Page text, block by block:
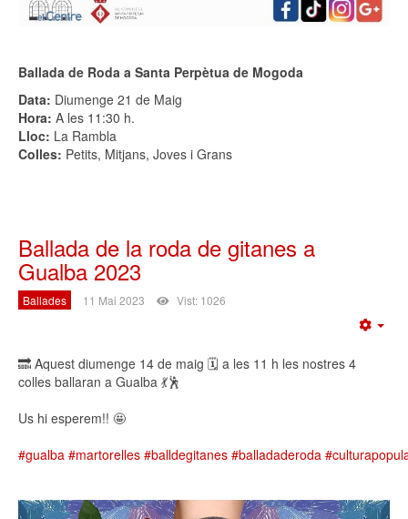
Ballada de Roda a Santa Perpètua de Mogoda
Data: Diumenge 21 de Maig
Hora: A les 11:30 h.
Lloc: La Rambla
Colles: Petits, Mitjans, Joves i Grans
Ballada de la roda de gitanes a
Gualba 2023
Ballades 11 Mai 2023 Vist: 1026
🔜 Aquest diumenge 14 de maig 🗓️ a les 11 h les nostres 4
colles ballaran a Gualba 💃🕺
Us hi esperem!! 🤩
#gualba #martorelles #balldegitanes #balladaderoda